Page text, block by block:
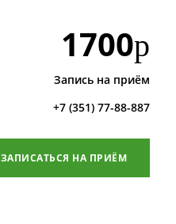
1700р
Запись на приём
+7 (351) 77-88-887
ЗАПИСАТЬСЯ НА ПРИЁМ